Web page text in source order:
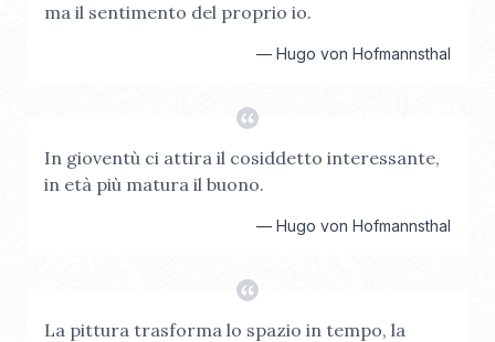
ma il sentimento del proprio io.
— Hugo von Hofmannsthal
In gioventù ci attira il cosiddetto interessante,
in età più matura il buono.
— Hugo von Hofmannsthal
La pittura trasforma lo spazio in tempo, la